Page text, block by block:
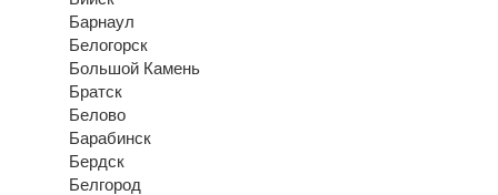
Барнаул
Белогорск
Большой Камень
Братск
Белово
Барабинск
Бердск
Белгород